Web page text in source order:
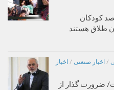
با ایرنا اعلام شد؛ ۲۷ درصد کودکان
طلاق هستند
/ اخبار صنعتی / اخبار
ضرورت گذار از